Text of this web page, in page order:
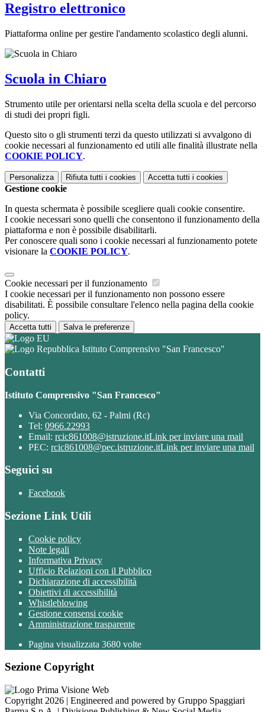
Registro elettronico
Piattaforma online per gestire l'andamento scolastico degli alunni.
Scuola in Chiaro
Strumento utile per orientarsi nella scelta della scuola e del percorso
di studi dei propri figli.
Questo sito o gli strumenti terzi da questo utilizzati si avvalgono di
cookie necessari al funzionamento ed utili alle finalità illustrate nella
COOKIE POLICY.
Personalizza Rifiuta tutti i cookies Accetta tutti i cookies
Gestione cookie
In questa schermata è possibile scegliere quali cookie consentire.
I cookie necessari sono quelli che consentono il funzionamento della
piattaforma e non è possibile disabilitarli.
Per conoscere quali sono i cookie necessari al funzionamento potete
visionare la COOKIE POLICY.
Cookie necessari per il funzionamento
I cookie necessari per il funzionamento non possono essere
disabilitati. È possibile consultare l'elenco nella pagina della cookie
policy.
Accetta tutti Salva le preferenze
Istituto Comprensivo "San Francesco"
Contatti
Istituto Comprensivo "San Francesco"
Via Concordato, 62 - Palmi (Rc)
Tel: 0966.22993
Email: rcic861008@istruzione.itLink per inviare una mail
PEC: rcic861008@pec.istruzione.itLink per inviare una mail
Seguici su
Facebook
Sezione Link Utili
Cookie policy
Note legali
Informativa Privacy
Ufficio Relazioni con il Pubblico
Dichiarazione di accessibilità
Obiettivi di accessibilità
Whistleblowing
Gestione consensi cookie
Amministrazione trasparente
Pagina visualizzata 3680 volte
Sezione Copyright
Copyright 2026 | Engineered and powered by Gruppo Spaggiari